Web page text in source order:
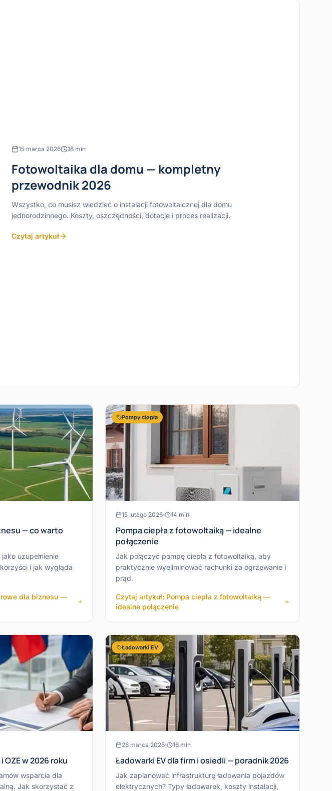
15 marca 2026 18 min
Fotowoltaika dla domu — kompletny
przewodnik 2026
Wszystko, co musisz wiedzieć o instalacji fotowoltaicznej dla domu
jednorodzinnego. Koszty, oszczędności, dotacje i proces realizacji.
Czytaj artykuł
— co warto
uzupełnienie
i jak wygląda
dla biznesu —
Pompy ciepła
15 lutego 2026 14 min
Pompa ciepła z fotowoltaiką — idealne
połączenie
Jak połączyć pompę ciepła z fotowoltaiką, aby
praktycznie wyeliminować rachunki za ogrzewanie i
prąd.
Czytaj artykuł: Pompa ciepła z fotowoltaiką —
idealne połączenie
w 2026 roku
wsparcia dla
Jak skorzystać z
Ładowarki EV
28 marca 2026 16min
Ładowarki EV dla firm i osiedli — poradnik 2026
Jak zaplanować infrastrukturę ładowania pojazdów
elektrycznych? Typy ładowarek, koszty instalacji,